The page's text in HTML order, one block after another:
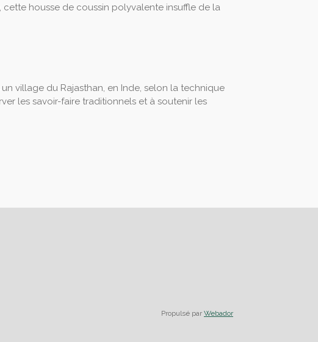
housse de coussin polyvalente insuffle de la
village du Rajasthan, en Inde, selon la technique
les savoir-faire traditionnels et à soutenir les
Propulsé par Webador